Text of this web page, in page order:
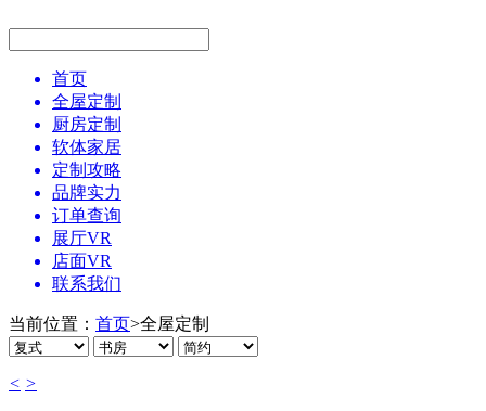
首页
全屋定制
厨房定制
软体家居
定制攻略
品牌实力
订单查询
展厅VR
店面VR
联系我们
当前位置： 首页>全屋定制
< >